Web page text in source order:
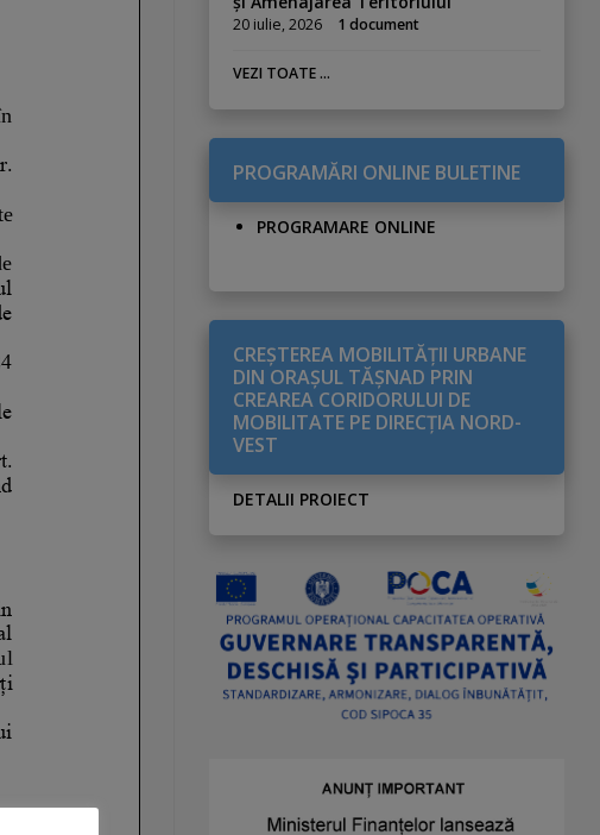
20 iulie, 2026 1 document
VEZI TOATE ...
PROGRAMĂRI ONLINE BULETINE
PROGRAMARE ONLINE
CREŞTEREA MOBILITĂŢII URBANE
DIN ORAŞUL TĂŞNAD PRIN
CREAREA CORIDORULUI DE
MOBILITATE PE DIRECŢIA NORD-
VEST
DETALII PROIECT